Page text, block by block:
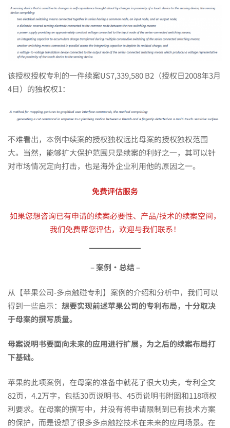
该授权授权专利的一件续案US7,339,580 B2（授权日2008年3月
4日）的独权权1：
不难看出，本例中续案的授权独权远比母案的授权独权范围
大。当然，能够扩大保护范围只是续案的利好之一，其可以针
对市场情况定向打击，也是海外企业利用他的原因之一。
免费评估服务
如果您想咨询已有申请的续案必要性、产品/技术的续案空间，
我们免费帮您评估，欢迎与我们联系！
– 案例·总结 –
从【苹果公司-多点触碰专利】案例的介绍和分析中，我们可以
得到一些启示： 想要实现前述苹果公司的专利布局，十分取决
于母案的撰写质量。
母案说明书要面向未来的应用进行扩展，为之后的续案布局打
下基础。
苹果的此项案例，在母案的准备中就花了很大功夫，专利全文
82页，4.2万字，包括30页说明书、45页说明书附图和118项权
利要求。在母案的撰写中，并没有将申请限制到已有技术方案
的保护，而是设想了很多多点触控技术在未来的应用场景。在